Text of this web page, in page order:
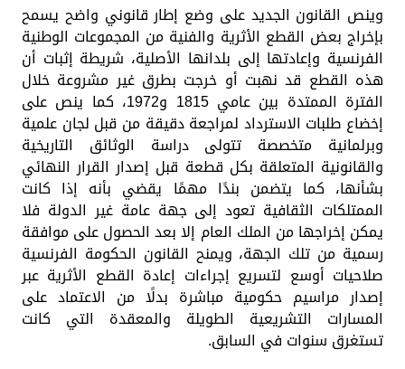
وينص القانون الجديد على وضع إطار قانوني واضح يسمح
بإخراج بعض القطع الأثرية والفنية من المجموعات الوطنية
الفرنسية وإعادتها إلى بلدانها الأصلية، شريطة إثبات أن
هذه القطع قد نهبت أو خرجت بطرق غير مشروعة خلال
الفترة الممتدة بين عامي 1815 و1972، كما ينص على
إخضاع طلبات الاسترداد لمراجعة دقيقة من قبل لجان علمية
وبرلمانية متخصصة تتولى دراسة الوثائق التاريخية
والقانونية المتعلقة بكل قطعة قبل إصدار القرار النهائي
بشأنها، كما يتضمن بندًا مهمًا يقضي بأنه إذا كانت
الممتلكات الثقافية تعود إلى جهة عامة غير الدولة فلا
يمكن إخراجها من الملك العام إلا بعد الحصول على موافقة
رسمية من تلك الجهة، ويمنح القانون الحكومة الفرنسية
صلاحيات أوسع لتسريع إجراءات إعادة القطع الأثرية عبر
إصدار مراسيم حكومية مباشرة بدلًا من الاعتماد على
المسارات التشريعية الطويلة والمعقدة التي كانت
تستغرق سنوات في السابق.